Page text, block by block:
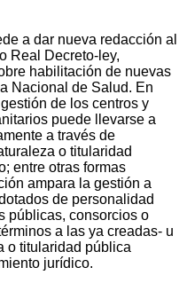
a dar nueva redacción al
Real Decreto-ley,
habilitación de nuevas
Nacional de Salud. En
de los centros y
puede llevarse a
a través de
o titularidad
entre otras formas
ampara la gestión a
de personalidad
públicas, consorcios o
a las ya creadas- u
o titularidad pública
jurídico.